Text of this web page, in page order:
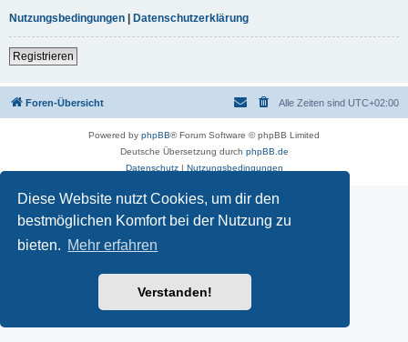
Diese Website nutzt Cookies, um dir den
bestmöglichen Komfort bei der Nutzung zu
bieten. Mehr erfahren
Verstanden!
Nutzungsbedingungen | Datenschutzerklärung
Registrieren
Foren-Übersicht Alle Zeiten sind UTC+02:00
Powered by phpBB® Forum Software © phpBB Limited
Deutsche Übersetzung durch phpBB.de
Datenschutz| Nutzungsbedingungen